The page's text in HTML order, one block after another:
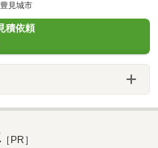
見城市
積依頼
［PR］